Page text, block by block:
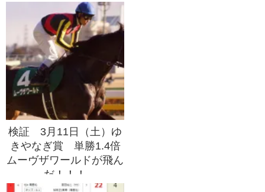
も週末を楽しめる結果
に！！
検証 3月11日（土）ゆ
きやなぎ賞 単勝1.4倍
ムーヴザワールドが飛ん
だ！！！